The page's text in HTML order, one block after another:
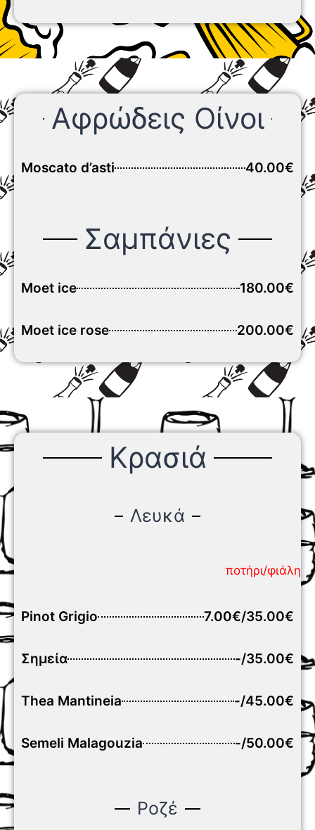
Αφρώδεις Οίνοι
Moscato d’asti 40.00€
Σαμπάνιες
Moet ice 180.00€
Moet ice rose 200.00€
Κρασιά
Λευκά
ποτήρι/φιάλη
Pinot Grigio 7.00€/35.00€
Σημεία -/35.00€
Thea Mantineia -/45.00€
Semeli Malagouzia -/50.00€
Ροζέ